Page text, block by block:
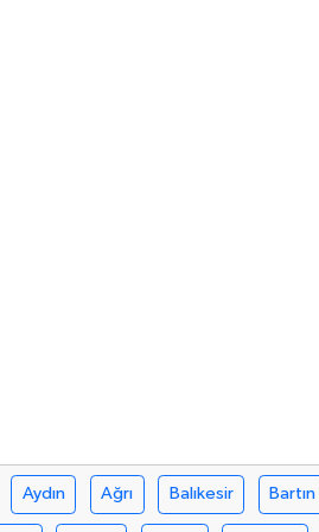
Aydın Ağrı Balıkesir Bartın